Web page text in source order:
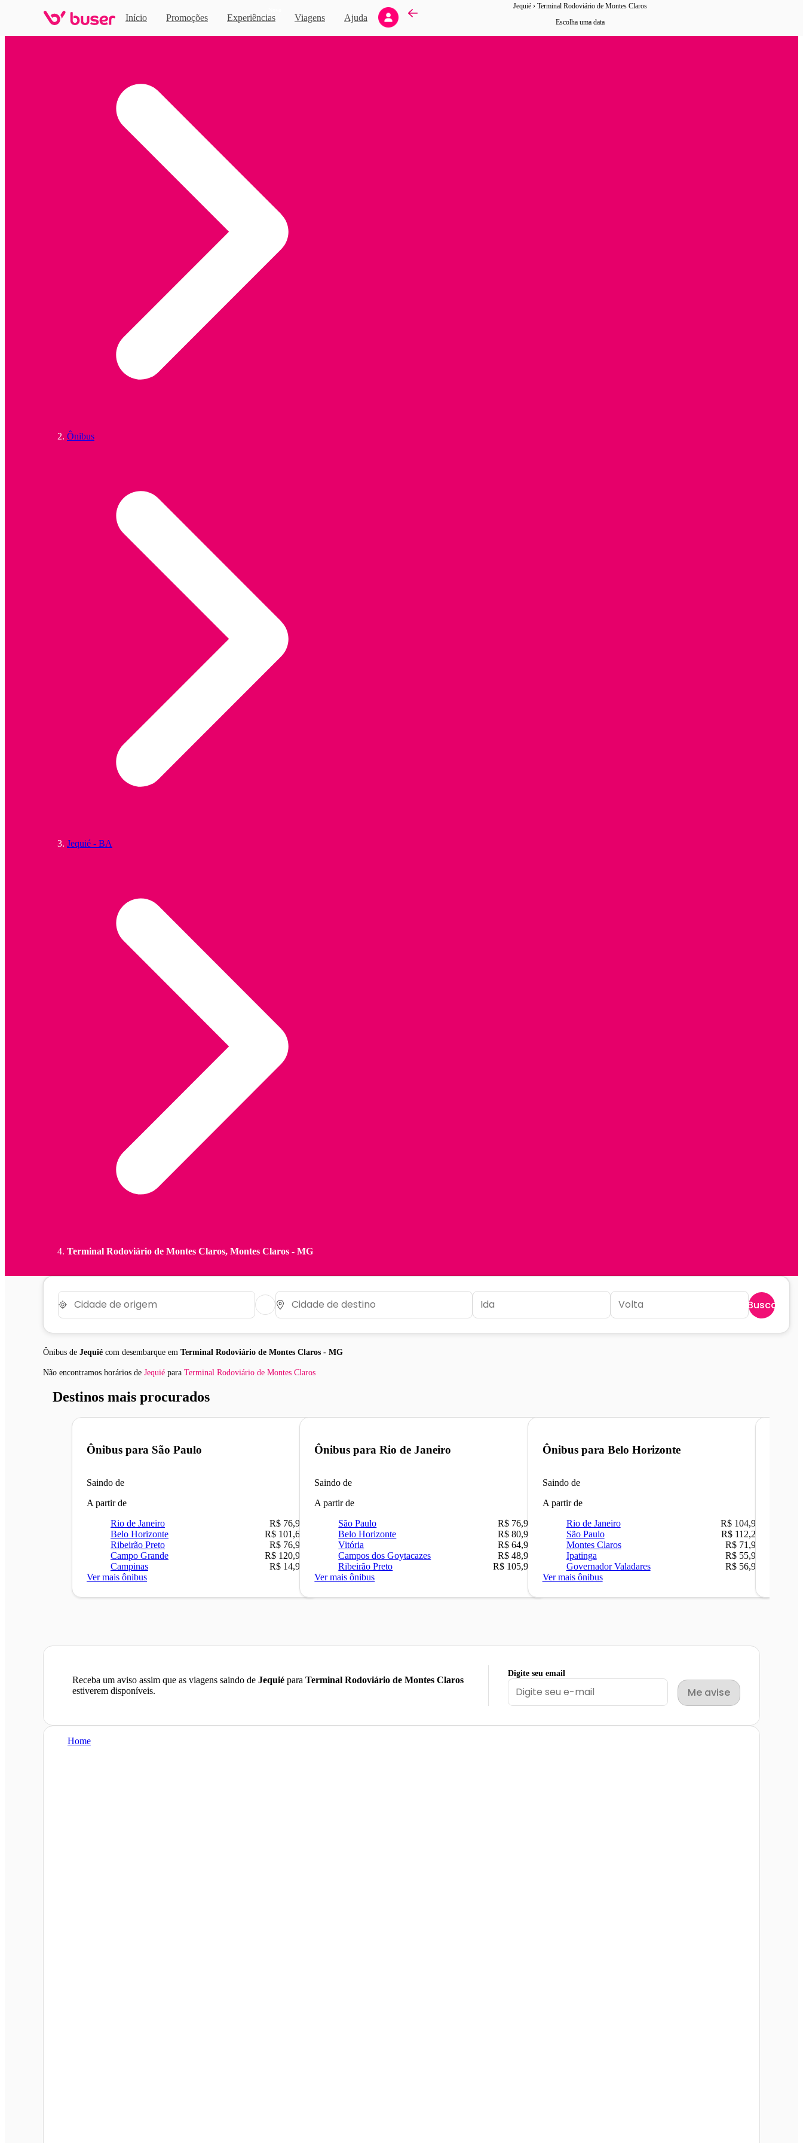
Início Promoções Experiências Viagens Ajuda
Jequié › Terminal Rodoviário de Montes Claros
Escolha uma data
Ônibus
Jequié - BA
Terminal Rodoviário de Montes Claros, Montes Claros - MG
Buscar
Ônibus de Jequié com desembarque em Terminal Rodoviário de Montes Claros - MG
Não encontramos horários de Jequié para Terminal Rodoviário de Montes Claros
Destinos mais procurados
Ônibus para São Paulo
Saindo de
A partir de
Rio de Janeiro
R$ 76,90
Belo Horizonte
R$ 101,67
Ribeirão Preto
R$ 76,90
Campo Grande
R$ 120,90
Campinas
R$ 14,90
Ver mais ônibus
Ônibus paraRio de Janeiro
Saindo de
A partir de
São Paulo
R$ 76,90
Belo Horizonte
R$ 80,90
Vitória
R$ 64,90
Campos dos Goytacazes
R$ 48,90
Ribeirão Preto
R$ 105,90
Ver mais ônibus
Ônibus para Belo Horizonte
Saindo de
A partir de
Rio de Janeiro
R$ 104,90
São Paulo
R$ 112,26
Montes Claros
R$ 71,90
Ipatinga
R$ 55,90
Governador Valadares
R$ 56,90
Ver mais ônibus
Receba um aviso assim que as viagens saindo de Jequié para Terminal Rodoviário de Montes Claros
estiverem disponíveis.
Digite seu email
Me avise
Home